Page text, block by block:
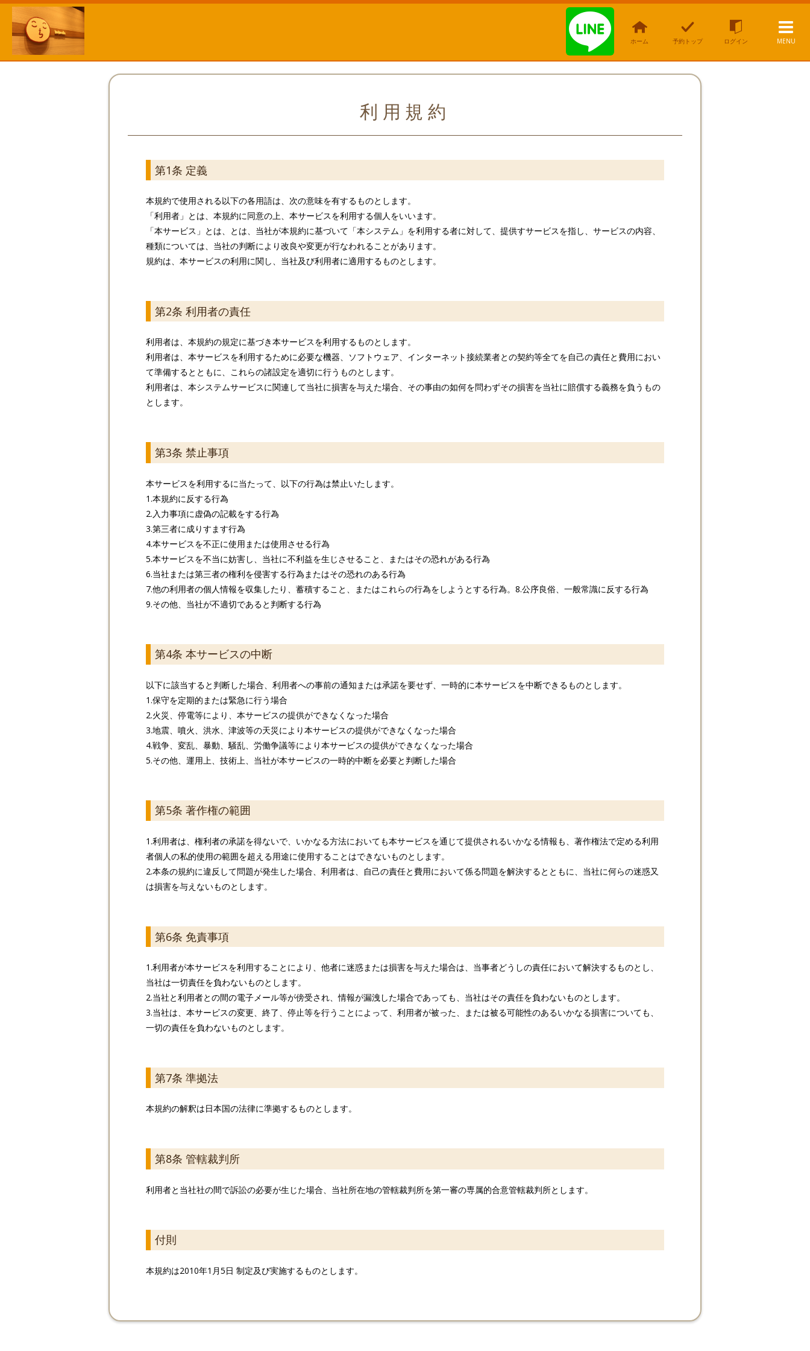
ホーム 予約トップ ログイン MENU
利用規約
第1条 定義
本規約で使用される以下の各用語は、次の意味を有するものとします。
「利用者」とは、本規約に同意の上、本サービスを利用する個人をいいます。
「本サービス」とは、とは、当社が本規約に基づいて「本システム」を利用する者に対して、提供すサービスを指し、サービスの内容、
種類については、当社の判断により改良や変更が行なわれることがあります。
規約は、本サービスの利用に関し、当社及び利用者に適用するものとします。
第2条 利用者の責任
利用者は、本規約の規定に基づき本サービスを利用するものとします。
利用者は、本サービスを利用するために必要な機器、ソフトウェア、インターネット接続業者との契約等全てを自己の責任と費用におい
て準備するとともに、これらの諸設定を適切に行うものとします。
利用者は、本システムサービスに関連して当社に損害を与えた場合、その事由の如何を問わずその損害を当社に賠償する義務を負うもの
とします。
第3条 禁止事項
本サービスを利用するに当たって、以下の行為は禁止いたします。
1.本規約に反する行為
2.入力事項に虚偽の記載をする行為
3.第三者に成りすます行為
4.本サービスを不正に使用または使用させる行為
5.本サービスを不当に妨害し、当社に不利益を生じさせること、またはその恐れがある行為
6.当社または第三者の権利を侵害する行為またはその恐れのある行為
7.他の利用者の個人情報を収集したり、蓄積すること、またはこれらの行為をしようとする行為。8.公序良俗、一般常識に反する行為
9.その他、当社が不適切であると判断する行為
第4条 本サービスの中断
以下に該当すると判断した場合、利用者への事前の通知または承諾を要せず、一時的に本サービスを中断できるものとします。
1.保守を定期的または緊急に行う場合
2.火災、停電等により、本サービスの提供ができなくなった場合
3.地震、噴火、洪水、津波等の天災により本サービスの提供ができなくなった場合
4.戦争、変乱、暴動、騒乱、労働争議等により本サービスの提供ができなくなった場合
5.その他、運用上、技術上、当社が本サービスの一時的中断を必要と判断した場合
第5条 著作権の範囲
1.利用者は、権利者の承諾を得ないで、いかなる方法においても本サービスを通じて提供されるいかなる情報も、著作権法で定める利用
者個人の私的使用の範囲を超える用途に使用することはできないものとします。
2.本条の規約に違反して問題が発生した場合、利用者は、自己の責任と費用において係る問題を解決するとともに、当社に何らの迷惑又
は損害を与えないものとします。
第6条 免責事項
1.利用者が本サービスを利用することにより、他者に迷惑または損害を与えた場合は、当事者どうしの責任において解決するものとし、
当社は一切責任を負わないものとします。
2.当社と利用者との間の電子メール等が傍受され、情報が漏洩した場合であっても、当社はその責任を負わないものとします。
3.当社は、本サービスの変更、終了、停止等を行うことによって、利用者が被った、または被る可能性のあるいかなる損害についても、
一切の責任を負わないものとします。
第7条 準拠法
本規約の解釈は日本国の法律に準拠するものとします。
第8条 管轄裁判所
利用者と当社社の間で訴訟の必要が生じた場合、当社所在地の管轄裁判所を第一審の専属的合意管轄裁判所とします。
付則
本規約は2010年1月5日 制定及び実施するものとします。